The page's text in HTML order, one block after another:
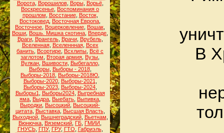
Ворота, Ворошилов, Воры, Ворьё,
Воскресенье Воспоминания о
прошлом
Восстание, Восток,
Востоковед Восточная Европа
Восточное Воцерковление Вошак
Воши Вошь. Мишка скотина Вперде
Враги, Врангель, Врачи, Врубель,
Вселенная, Вселеннная, Всех
банить Всортире Всхлипы Всё с
заглотом
Вторая армия Вузы
Вулкан, Вшивости, Выбегалло,
Выборы, Выборы - 2018,
Выборы-2018 Выборы-2018Ю
Выборы-2020, Выборы-2021
Выборы-2023, Выборы-2024,
Выборы1
Выборы2024, Выгребная
яма Выдра Выебать Выпивка
Выродки Высоцкий Высоцкий-
цитата, Выставка, Высшая Власть,
Выходной, Вышнеградский, Вьетнам
Вюнючка Вяземский ГБ ГМИИ
ГНУСЬ, ГПУ, ГРУ, ГТО Габриэль,
В